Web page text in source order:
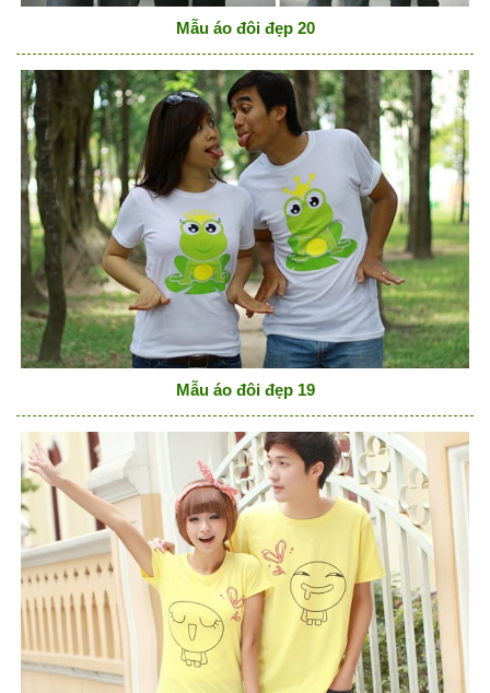
Mẫu áo đôi đẹp 20
Mẫu áo đôi đẹp 19